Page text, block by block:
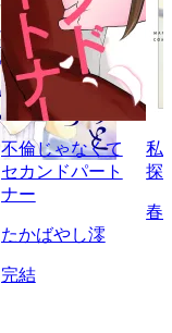
不倫じゃなくて
セカンドパート
ナー
たかばやし澪
完結
私
探
春